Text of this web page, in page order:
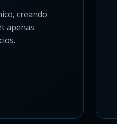
creando
apenas